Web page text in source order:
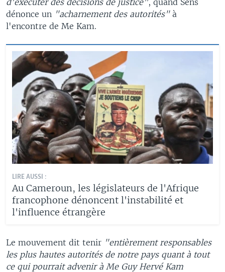
dénonce un "acharnement des autorités"à
l'encontre de Me Kam.
LIRE AUSSI :
Au Cameroun, les législateurs de l'Afrique
francophone dénoncent l'instabilité et
l'influence étrangère
Le mouvement dit tenir "entièrement responsables
les plus hautes autorités de notre pays quant à tout
ce qui pourrait advenir à Me Guy Hervé Kam